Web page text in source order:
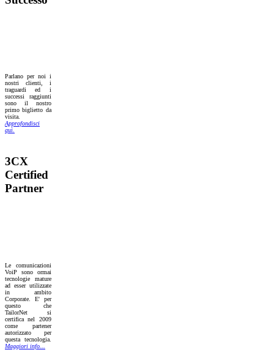
Parlano per noi i
nostri clienti, i
traguardi ed i
successi raggiunti
sono il nostro
primo biglietto da
visita.
Approfondisci
quì.
3CX
Certified
Partner
Le comunicazioni
VoiP sono ormai
tecnologie mature
ad esser utilizzate
in ambito
Corporate. E' per
questo che
TailorNet si
certifica nel 2009
come partener
autorizzato per
questa tecnologia.
Maggiori info...